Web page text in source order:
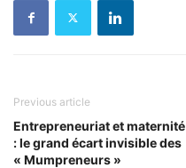
Previous article
Entrepreneuriat et maternité
: le grand écart invisible des
« Mumpreneurs »